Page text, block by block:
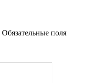
Обязательные поля